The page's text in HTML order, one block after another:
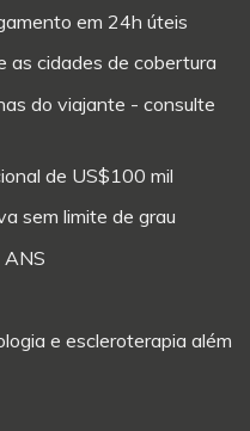
em 24h úteis
as cidades de cobertura
do viajante - consulte
de US$100 mil
sem limite de grau
ANS
e escleroterapia além